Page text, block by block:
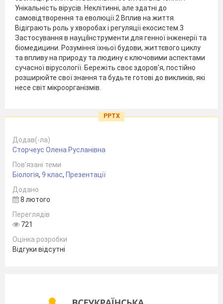
Унікальність вірусів. Неклітинні, але здатні до
самовідтворення та еволюції.2 Вплив на життя.
Відіграють роль у хворобах і регуляції екосистем.3
Застосування в науціІнструменти для генної інженерії та
біомедицини. Розуміння їхньої будови, життєвого циклу
та впливу на природу та людину є ключовими аспектами
сучасної вірусології. Бережіть своє здоров'я, постійно
розширюйте свої знання та будьте готові до викликів, які
несе світ мікроорганізмів.
PPTX
Додав(-ла)
Сторчеус Олена Русланівна
Пов’язані теми
Біологія, 9 клас, Презентації
Додано
8 лютого
Переглядів
721
Оцінка розробки
Відгуки відсутні